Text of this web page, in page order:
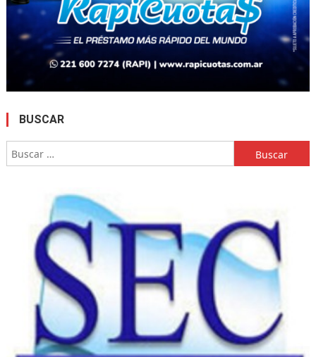
BUSCAR
Buscar: